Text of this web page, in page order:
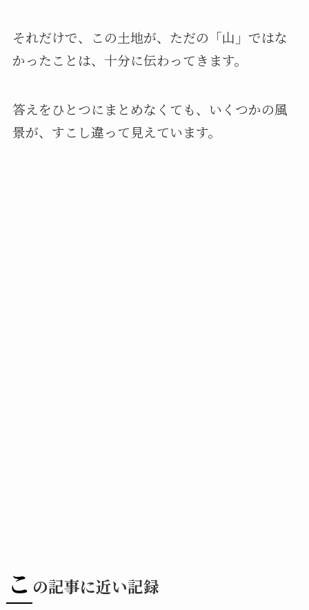
それだけで、この土地が、ただの「山」ではな
かったことは、十分に伝わってきます。
答えをひとつにまとめなくても、いくつかの風
景が、すこし違って見えています。
こ の記事に近い記録